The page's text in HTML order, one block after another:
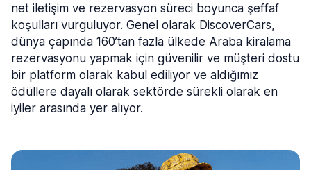
net iletişim ve rezervasyon süreci boyunca şeffaf
koşulları vurguluyor. Genel olarak DiscoverCars,
dünya çapında 160’tan fazla ülkede Araba kiralama
rezervasyonu yapmak için güvenilir ve müşteri dostu
bir platform olarak kabul ediliyor ve aldığımız
ödüllere dayalı olarak sektörde sürekli olarak en
iyiler arasında yer alıyor.